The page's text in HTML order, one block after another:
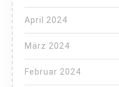
April 2024
März 2024
Februar 2024